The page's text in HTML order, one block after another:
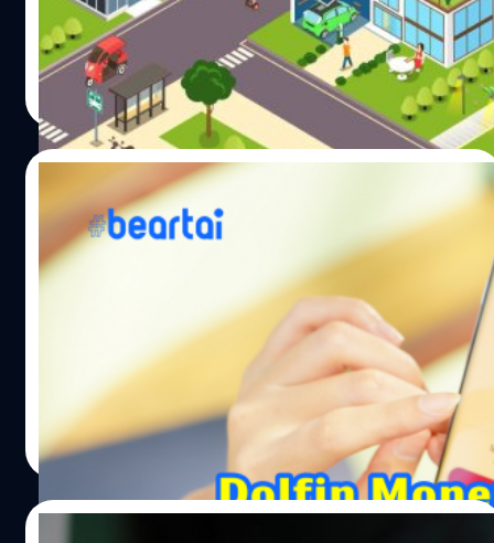
ก่อสร้าง บรรจุภัณฑ์ เป็นกลุ่มที่คาดว่าจะได้รับผลกระทบเป็น
อันดับต้น ๆ เนื่องจากมีสัดส่วนต้นทุนวัตถุดิบดังกล่าวต่อ
ต้นทุนรวมที่ค่อนข้างสูง ขณะที่ผลกระทบบางส่วนอาจจะตกไป
ยังผู้บริโภคผ่านการทยอยปรับราคาสินค้าในระยะเวลาถัด ๆ
ไปขึ้นกับหลายปัจจัย เช่น ปริมาณสต็อกคงเหลือ ความ
สามารถในการหาวัตถุดิบทดแทน สภาพการแข่งขันในตลาด
และกำลังซื้อผู้บริโภค เป็นต้น ที่มา : ศูนย์วิจัยกสิกรไทย
แรกที่เชื่อมโยงและผลักดันให้เกิด Green Ecosystem อย่าง
ครบวงจร ประเดิมด้วยแคมเปญสินเชื่อ GREEN ZERO หนุน
คนไทยให้เข้าสู่การใช้ชีวิตแบบ Green Lifestyle ได้ง่ายขึ้น จัด
ให้ครบสินเชื่อพร้อมโปรโมชันพิเศษ ทั้งสินเชื่อรถยนต์พลังงาน
ไฟฟ้า ขับฟรี ผ่อน 0 บาท 90 วัน นอกจากนี้ มอบโปรโมชันฟรี
ดอกเบี้ย 0% นาน 3 เดือน สำหรับสินเชื่อบ้านเพื่อติดตั้งแผงโซ
ลาร์ และสินเชื่อธุรกิจเพื่อติดตั้งแผงโซลาร์และสินเชื่อ
ประหยัดพลังงาน นายกฤษณ์ จิตต์แจ้ง กรรมการผู้จัดการ
ธนาคารกสิกรไทย เปิดเผยว่า ภาวะโลกร้อนไม่ใช่เรื่องที่เพิ่ง
เกิดขึ้น แต่สถานการณ์ตอนนี้ใกล้ถึงจุดวิกฤต จากการใช้ชีวิต
ของมนุษย์ที่มีส่วนทำให้สถานการณ์รุนแรงขึ้นเรื่อย ๆ เกิดการ
เปลี่ยนแปลงสภาพภูมิอากาศ ส่งผลให้เกิดภัยพิบัติและผลกระ
ทบต่าง ๆ ถึงเวลาที่พวกเราต้องร่วมมือกันอย่างจริงจังและ
ลงมือทำทันทีเพื่อลดการปล่อยก๊าซเรือนกระจก และช่วยให้
โลกของเราอยู่รอด ภาวะโลกร้อนเป็นวิกฤตที่ตื่นตัวกันทั่วโลก
หลายประเทศออกมาตรการเพื่อควบคุมเรื่องนี้ เช่น EU
ประกาศหยุดจำหน่ายรถเครื่องยนต์สันดาป…
วาณิชชา สายเสมา| 1632 days ago
Read More
25/11/2020
Dolfin Money | KBank สินเชื่อดิจิทัล ไม่ง้อ
เอกสาร
บริษัท เซ็นทรัล เจดี ฟินเทค จำกัด ผู้นำด้านเทคโนโลยีทางการ
เงินและดิจิ-ไลฟ์สไตล์ของกลุ่มเซ็นทรัล บริษัทค้าปลีกที่ใหญ่
ที่สุดของประเทศไทย และ เจดี ดิจิตส์ (JD Digits) ผู้นำ
นวัตกรรมระดับโลก จับมือกับ ธนาคารกสิกรไทย ผู้นำด้าน
ดิจิทัล แบงก์กิ้ง ในประเทศไทย เปิดตัว “ดอลฟิน มันนี่ จาก
ธนาคารกสิกรไทย” (Dolfin Money | KBank) สินเชื่อส่วน
บุคคลบนดิจิทัลแพลตฟอร์มเต็มรูปแบบรายแรกผ่านแอปฯ
Dolfin พร้อมให้บริการตั้งแต่วันที่ 1 ธ.ค. 2563 นี้เป็นต้นไป
ภายใต้แนวคิด “ฮีโร่จัดให้ เบาใจคุณ” ให้สามารถเข้าถึงวงเงิน
วาณิชชา สายเสมา| 2080 days ago
Read More